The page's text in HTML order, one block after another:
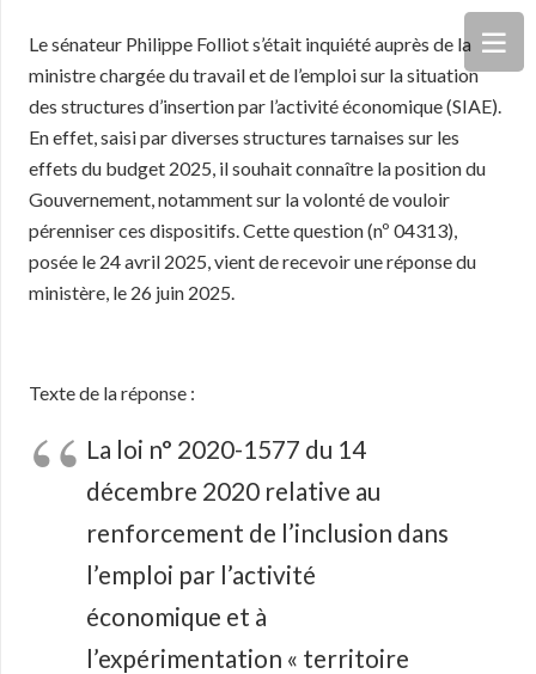
Le sénateur Philippe Folliot s’était inquiété auprès de la
ministre chargée du travail et de l’emploi sur la situation
des structures d’insertion par l’activité économique (SIAE).
En effet, saisi par diverses structures tarnaises sur les
effets du budget 2025, il souhait connaître la position du
Gouvernement, notamment sur la volonté de vouloir
pérenniser ces dispositifs. Cette question (nº 04313),
posée le 24 avril 2025, vient de recevoir une réponse du
ministère, le 26 juin 2025.
Texte de la réponse :
La loi n° 2020-1577 du 14
décembre 2020 relative au
renforcement de l’inclusion dans
l’emploi par l’activité
économique et à
l’expérimentation « territoire